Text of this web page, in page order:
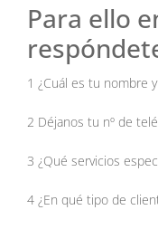
Para ello
1 ¿Cuál es tu nombre
2 Déjanos tu nº de
3 ¿Qué servicios
4 ¿En qué tipo de